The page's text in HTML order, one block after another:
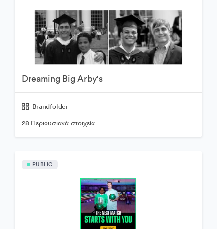
Dreaming Big Arby's
Brandfolder
28 Περιουσιακά στοιχεία
PUBLIC